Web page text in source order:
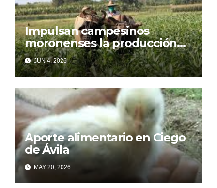
Impulsan campesinos
moronenses la producción
de alimentos
JUN 4, 2026
Aporte alimentario en Ciego
de Ávila
MAY 20, 2026